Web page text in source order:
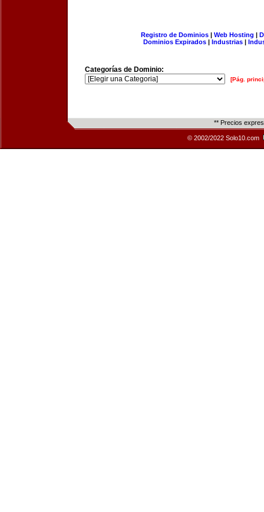
Registro de Dominios| Web Hosting |
Dominios Expirados | Industrias |
Categorías de Dominio:
[Pág.
** Precios
© 2002/2022 Solo10.com